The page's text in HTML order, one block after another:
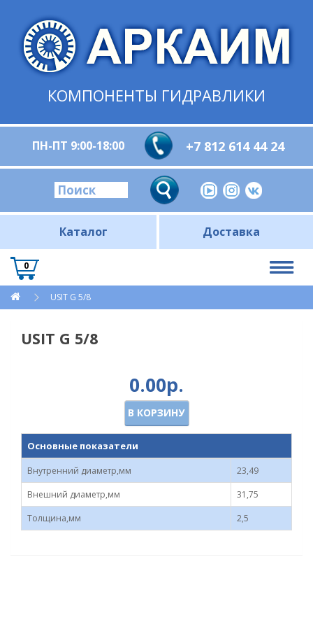
КОМПОНЕНТЫ ГИДРАВЛИКИ
ПН-ПТ 9:00-18:00 +7 812 614 44 24
Каталог Доставка
0
USIT G 5/8
USIT G 5/8
0.00р.
В КОРЗИНУ
Основные показатели
Внутренний диаметр,мм
23,49
Внешний диаметр,мм
31,75
Толщина,мм
2,5